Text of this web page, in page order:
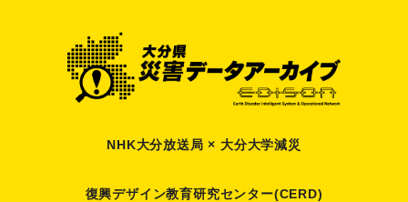
NHK大分放送局 × 大分大学減災
復興デザイン教育研究センター(CERD)